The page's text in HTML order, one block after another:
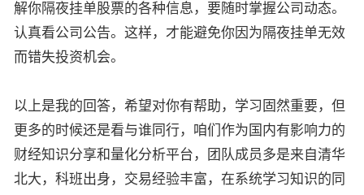
解你隔夜挂单股票的各种信息，要随时掌握公司动态。
认真看公司公告。这样，才能避免你因为隔夜挂单无效
而错失投资机会。
以上是我的回答，希望对你有帮助，学习固然重要，但
更多的时候还是看与谁同行，咱们作为国内有影响力的
财经知识分享和量化分析平台，团队成员多是来自清华
北大，科班出身，交易经验丰富，在系统学习知识的同